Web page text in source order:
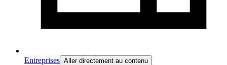
Entreprises Aller directement au contenu